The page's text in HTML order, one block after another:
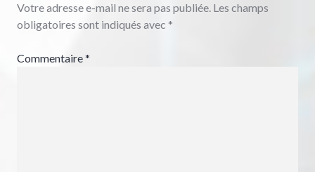
Votre adresse e-mail ne sera pas publiée. Les champs
obligatoires sont indiqués avec *
Commentaire*